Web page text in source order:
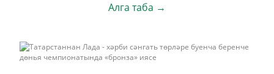
Алга таба →